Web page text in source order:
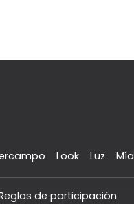
Look Luz Mía
de participación